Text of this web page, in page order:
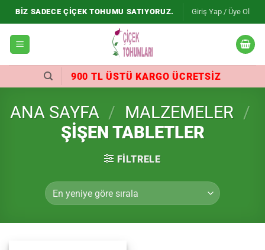
İçeriğe
atla
BIZ SADECE ÇIÇEK TOHUMU SATIYORUZ. Giriş Yap / Üye Ol
900 TL ÜSTÜ KARGO ÜCRETSIZ
ANA SAYFA / MALZEMELER /
ŞIŞEN TABLETLER
FILTRELE